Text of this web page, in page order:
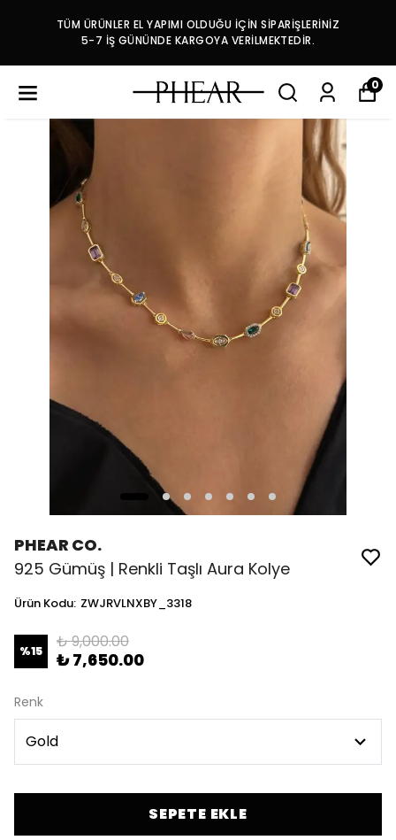
TÜM ÜRÜNLER EL YAPIMI OLDUĞU İÇİN SİPARİŞLERİNİZ
5-7 İŞ GÜNÜNDE KARGOYA VERİLMEKTEDİR.
0
PHEAR CO.
925 Gümüş | Renkli Taşlı Aura Kolye
Ürün Kodu: ZWJRVLNXBY_3318
%15 ₺ 9,000.00
₺ 7,650.00
Renk
SEPETE EKLE